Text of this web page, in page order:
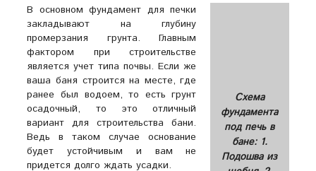
Схема
фундамента
под печь в
бане: 1.
Подошва из
В основном фундамент для печки
закладывают на глубину
промерзания грунта. Главным
фактором при строительстве
является учет типа почвы. Если же
ваша баня строится на месте, где
ранее был водоем, то есть грунт
осадочный, то это отличный
вариант для строительства бани.
Ведь в таком случае основание
будет устойчивым и вам не
придется долго ждать усадки.